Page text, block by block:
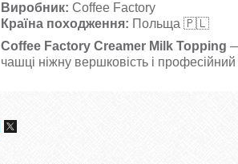
Виробник: Coffee Factory
Країна походження: Польща 🇵🇱
Coffee Factory Creamer Milk Topping
чашці ніжну вершковість і